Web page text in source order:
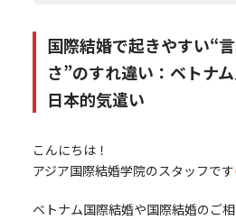
国際結婚で起きやすい“
さ”のすれ違い：ベトナ
日本的気遣い
こんにちは！
アジア国際結婚学院のスタッフです
ベトナム国際結婚や国際結婚のご相